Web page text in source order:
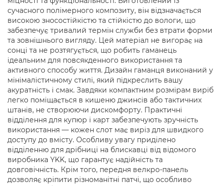
сучасного полімерного композиту, він відзначається
високою зносостійкістю та стійкістю до вологи, що
забезпечує тривалий термін служби без втрати форми
та зовнішнього вигляду. Цей матеріал не вигорає на
сонці та не розтягується, що робить гаманець
ідеальним для повсякденного використання та
активного способу життя. Дизайн гаманця виконаний у
мінімалістичному стилі, який підкреслить вашу
акуратність і смак. Завдяки компактним розмірам виріб
легко поміщається в кишеню джинсів або тактичних
штанів, не створюючи дискомфорту. Практичні
відділення для купюр і карт забезпечують зручність
використання — кожен слот має виріз для швидкого
доступу до вмісту. Особливу увагу приділено
відділенню для дрібниці на блискавці від відомого
виробника YKK, що гарантує надійність та
довговічність. Крім того, передня велкро-панель
дозволяє кріпити різноманітні патчі, що особливо